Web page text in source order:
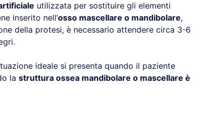
utilizzata per sostituire gli elementi
inserito nell’osso mascellare o mandibolare,
della protesi, è necessario attendere circa 3-6
ideale si presenta quando il paziente
la struttura ossea mandibolare o mascellare è